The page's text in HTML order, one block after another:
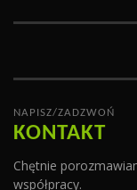
NAPISZ/ZADZWOŃ
KONTAKT
Chętnie
współpracy.